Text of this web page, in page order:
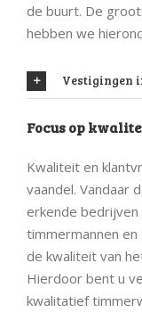
de buurt. De
hebben we
Vestigingen
Focus op
Kwaliteit en
vaandel. Vandaar
erkende
timmermannen
de kwaliteit van
Hierdoor bent u
kwalitatief